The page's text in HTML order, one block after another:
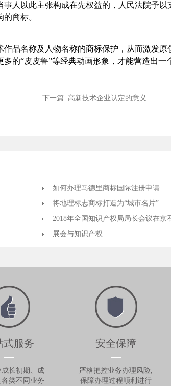
人以此主张构成在先权益的，人民法院予以
商标。
品名称及人物名称的商标保护，从而激发
的“皮皮鲁”等经典动画形象，才能营造出一
下一篇 :高新技术企业认定的意义​
如何办理马德里商标国际注册申请
将地理标志商标打造为“城市名片”
2018年全国知识产权局局长会议在京
展会与知识产权
式服务
长初期、成
类不同业务
安全保障
严格把控业务办理风险,
保障办理过程顺利进行